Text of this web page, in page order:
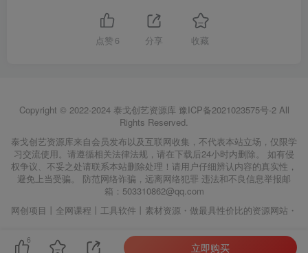
点赞 6 分享 收藏
Copyright © 2022-2024 泰戈创艺资源库 豫ICP备2021023575号-2All
Rights Reserved.
泰戈创艺资源库来自会员发布以及互联网收集，不代表本站立场，仅限学
习交流使用。请遵循相关法律法规，请在下载后24小时内删除。 如有侵
权争议、不妥之处请联系本站删除处理！请用户仔细辨认内容的真实性，
避免上当受骗。 防范网络诈骗，远离网络犯罪 违法和不良信息举报邮
箱：503310862@qq.com
网创项目丨全网课程丨工具软件丨素材资源・做最具性价比的资源网站・
6
立即购买